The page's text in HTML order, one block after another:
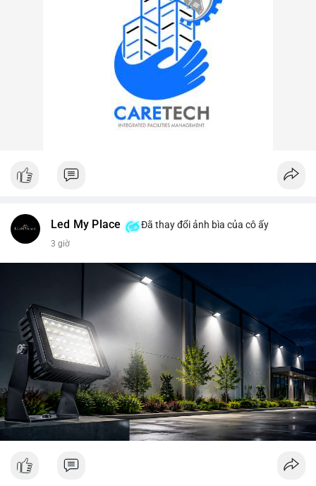
Led My Place Đã thay đổi ảnh bìa của cô ấy
3 giờ